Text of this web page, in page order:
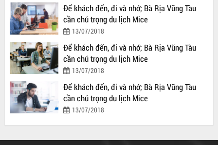
Để khách đến, đi và nhớ; Bà Rịa Vũng Tàu
cần chú trọng du lịch Mice
13/07/2018
Để khách đến, đi và nhớ; Bà Rịa Vũng Tàu
cần chú trọng du lịch Mice
13/07/2018
Để khách đến, đi và nhớ; Bà Rịa Vũng Tàu
cần chú trọng du lịch Mice
13/07/2018